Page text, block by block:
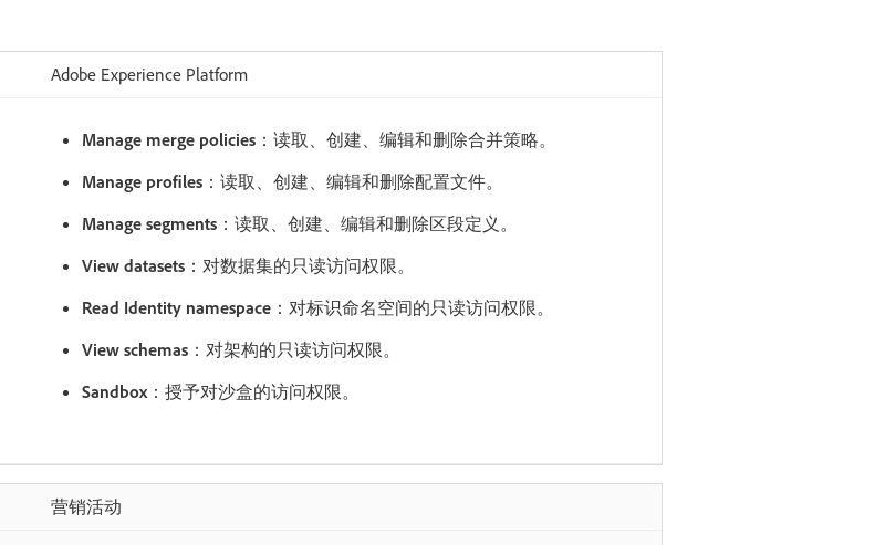
Adobe Experience Platform
Manage merge policies ：读取、创建、编辑和删除合并策略。
Manage profiles ：读取、创建、编辑和删除配置文件。
Manage segments ：读取、创建、编辑和删除区段定义。
View datasets ：对数据集的只读访问权限。
Read Identity namespace ：对标识命名空间的只读访问权限。
View schemas ：对架构的只读访问权限。
Sandbox：授予对沙盒的访问权限。
营销活动